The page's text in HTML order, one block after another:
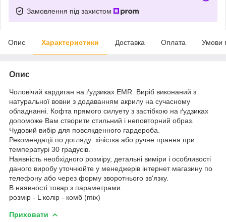
Замовлення під захистом
Опис Характеристики Доставка Оплата Умови
Опис
Чоловічий кардиган на ґудзиках EMR. Виріб виконаний з
натуральної вовни з додаванням акрилу на сучасному
обладнанні. Кофта прямого силуету з застібкою на ґудзиках
допоможе Вам створити стильний і неповторний образ.
Чудовий вибір для повсякденного гардероба.
Рекомендації по догляду: хічістка або ручне прання при
температурі 30 градусів.
Наявність необхідного розміру, детальні виміри і особливості
даного виробу уточнюйте у менеджерів інтернет магазину по
телефону або через форму зворотнього зв'язку.
В наявності товар з параметрами:
розмір - L колір - комб (mix)
Приховати